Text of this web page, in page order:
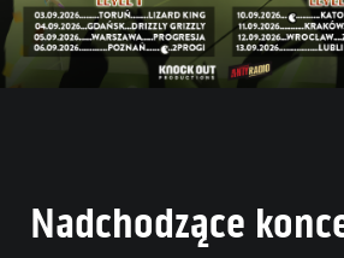
Nadchodzące